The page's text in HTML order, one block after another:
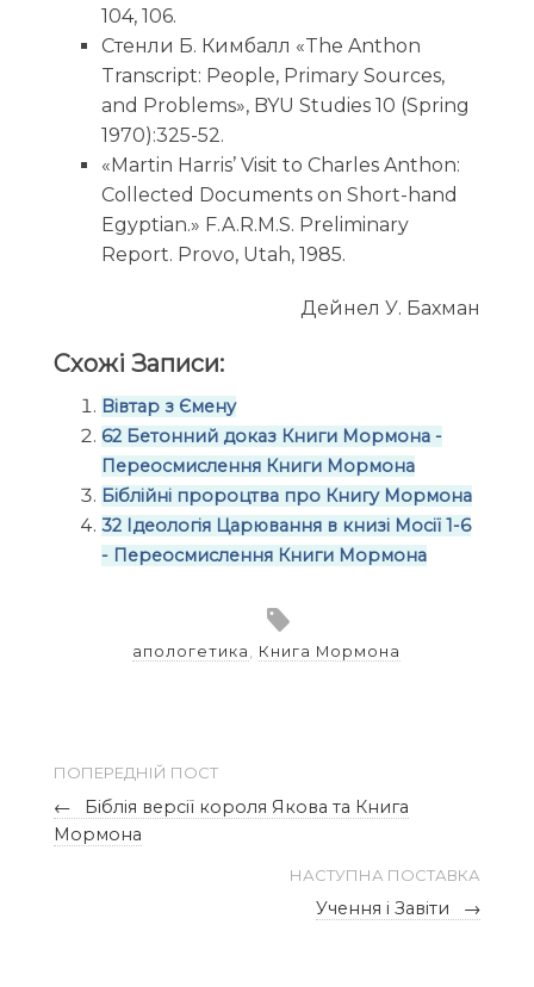
104, 106.
Стенли Б. Кимбалл «The Anthon
Transcript: People, Primary Sources,
and Problems», BYU Studies 10 (Spring
1970):325-52.
«Martin Harris’ Visit to Charles Anthon:
Collected Documents on Short-hand
Egyptian.» F.A.R.M.S. Preliminary
Report. Provo, Utah, 1985.
Дейнел У. Бахман
Схожі Записи:
Вівтар з Ємену
62 Бетонний доказ Книги Мормона -
Переосмислення Книги Мормона
Біблійні пророцтва про Книгу Мормона
32 Ідеологія Царювання в книзі Мосії 1-6
- Переосмислення Книги Мормона
апологетика , Книга Мормона
ПОПЕРЕДНІЙ ПОСТ
←
Біблія версії короля Якова та Книга
Мормона
НАСТУПНА ПОСТАВКА
Учення і Завіти →